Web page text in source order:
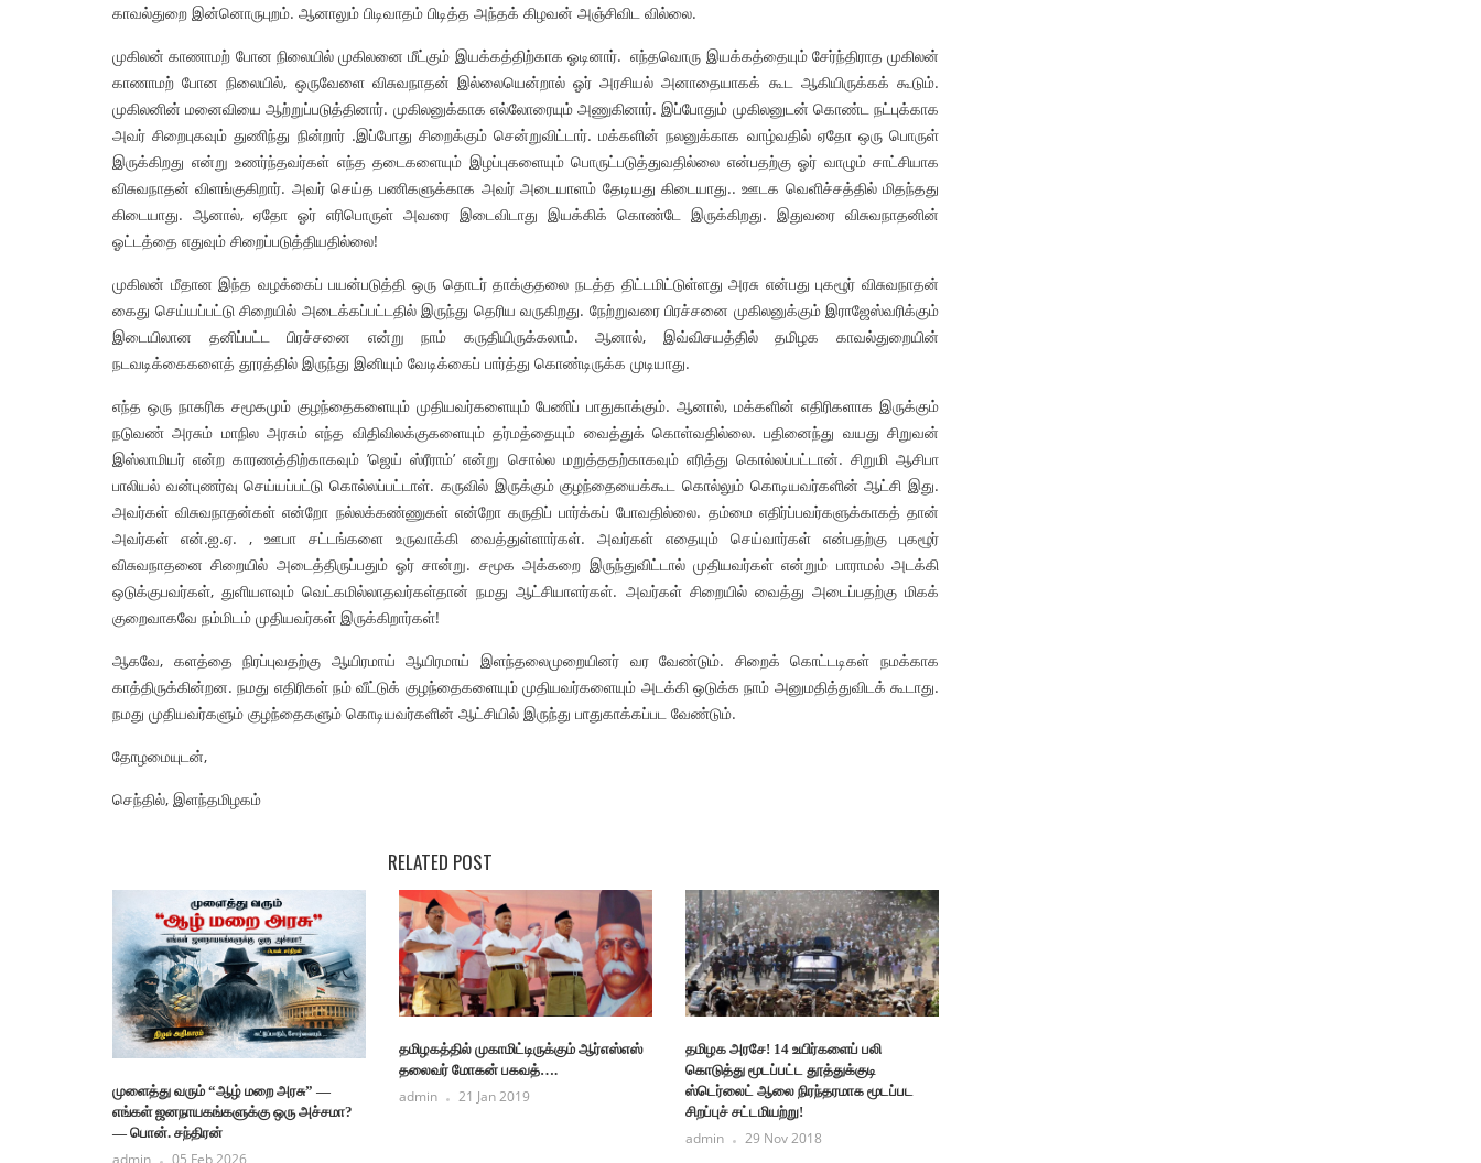
காவல்துறை இன்னொருபுறம். ஆனாலும் பிடிவாதம் பிடித்த அந்தக் கிழவன் அஞ்சிவிட வில்லை.
முகிலன் காணாமற் போன நிலையில் முகிலனை மீட்கும் இயக்கத்திற்காக ஓடினார். எந்தவொரு இயக்கத்தையும் சேர்ந்திராத முகிலன்
காணாமற் போன நிலையில், ஒருவேளை விசுவநாதன் இல்லையென்றால் ஓர் அரசியல் அனாதையாகக் கூட ஆகியிருக்கக் கூடும்.
முகிலனின் மனைவியை ஆற்றுப்படுத்தினார். முகிலனுக்காக எல்லோரையும் அணுகினார். இப்போதும் முகிலனுடன் கொண்ட நட்புக்காக
அவர் சிறைபுகவும் துணிந்து நின்றார் .இப்போது சிறைக்கும் சென்றுவிட்டார். மக்களின் நலனுக்காக வாழ்வதில் ஏதோ ஒரு பொருள்
இருக்கிறது என்று உணர்ந்தவர்கள் எந்த தடைகளையும் இழப்புகளையும் பொருட்படுத்துவதில்லை என்பதற்கு ஓர் வாழும் சாட்சியாக
விசுவநாதன் விளங்குகிறார். அவர் செய்த பணிகளுக்காக அவர் அடையாளம் தேடியது கிடையாது.. ஊடக வெளிச்சத்தில் மிதந்தது
கிடையாது. ஆனால், ஏதோ ஓர் எரிபொருள் அவரை இடைவிடாது இயக்கிக் கொண்டே இருக்கிறது. இதுவரை விசுவநாதனின்
ஓட்டத்தை எதுவும் சிறைப்படுத்தியதில்லை!
முகிலன் மீதான இந்த வழக்கைப் பயன்படுத்தி ஒரு தொடர் தாக்குதலை நடத்த திட்டமிட்டுள்ளது அரசு என்பது புகழூர் விசுவநாதன்
கைது செய்யப்பட்டு சிறையில் அடைக்கப்பட்டதில் இருந்து தெரிய வருகிறது. நேற்றுவரை பிரச்சனை முகிலனுக்கும் இராஜேஸ்வரிக்கும்
இடையிலான தனிப்பட்ட பிரச்சனை என்று நாம் கருதியிருக்கலாம். ஆனால், இவ்விசயத்தில் தமிழக காவல்துறையின்
நடவடிக்கைகளைத் தூரத்தில் இருந்து இனியும் வேடிக்கைப் பார்த்து கொண்டிருக்க முடியாது.
எந்த ஒரு நாகரிக சமூகமும் குழந்தைகளையும் முதியவர்களையும் பேணிப் பாதுகாக்கும். ஆனால், மக்களின் எதிரிகளாக இருக்கும்
நடுவண் அரசும் மாநில அரசும் எந்த விதிவிலக்குகளையும் தர்மத்தையும் வைத்துக் கொள்வதில்லை. பதினைந்து வயது சிறுவன்
இஸ்லாமியர் என்ற காரணத்திற்காகவும் ’ஜெய் ஸ்ரீராம்’ என்று சொல்ல மறுத்ததற்காகவும் எரித்து கொல்லப்பட்டான். சிறுமி ஆசிபா
பாலியல் வன்புணர்வு செய்யப்பட்டு கொல்லப்பட்டாள். கருவில் இருக்கும் குழந்தையைக்கூட கொல்லும் கொடியவர்களின் ஆட்சி இது.
அவர்கள் விசுவநாதன்கள் என்றோ நல்லக்கண்ணுகள் என்றோ கருதிப் பார்க்கப் போவதில்லை. தம்மை எதிர்ப்பவர்களுக்காகத் தான்
அவர்கள் என்.ஐ.ஏ. , ஊபா சட்டங்களை உருவாக்கி வைத்துள்ளார்கள். அவர்கள் எதையும் செய்வார்கள் என்பதற்கு புகழூர்
விசுவநாதனை சிறையில் அடைத்திருப்பதும் ஓர் சான்று. சமூக அக்கறை இருந்துவிட்டால் முதியவர்கள் என்றும் பாராமல் அடக்கி
ஒடுக்குபவர்கள், துளியளவும் வெட்கமில்லாதவர்கள்தான் நமது ஆட்சியாளர்கள். அவர்கள் சிறையில் வைத்து அடைப்பதற்கு மிகக்
குறைவாகவே நம்மிடம் முதியவர்கள் இருக்கிறார்கள்!
ஆகவே, களத்தை நிரப்புவதற்கு ஆயிரமாய் ஆயிரமாய் இளந்தலைமுறையினர் வர வேண்டும். சிறைக் கொட்டடிகள் நமக்காக
காத்திருக்கின்றன. நமது எதிரிகள் நம் வீட்டுக் குழந்தைகளையும் முதியவர்களையும் அடக்கி ஒடுக்க நாம் அனுமதித்துவிடக் கூடாது.
நமது முதியவர்களும் குழந்தைகளும் கொடியவர்களின் ஆட்சியில் இருந்து பாதுகாக்கப்பட வேண்டும்.
தோழமையுடன்,
செந்தில், இளந்தமிழகம்
RELATED POST
முளைத்து வரும் “ஆழ் மறை அரசு” —
எங்கள் ஜனநாயகங்களுக்கு ஒரு அச்சமா?
— பொன். சந்திரன்
admin 05 Feb 2026
தமிழகத்தில் முகாமிட்டிருக்கும் ஆர்எஸ்எஸ்
தலைவர் மோகன் பகவத்….
admin 21 Jan 2019
தமிழக அரசே! 14 உயிர்களைப் பலி
கொடுத்து மூடப்பட்ட தூத்துக்குடி
ஸ்டெர்லைட் ஆலை நிரந்தரமாக மூடப்பட
சிறப்புச் சட்டமியற்று!
admin 29 Nov 2018